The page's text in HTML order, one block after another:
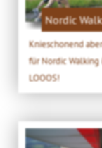
Nordic
Knieschonend
für Nordic
LOOOS!